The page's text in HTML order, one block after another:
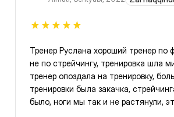
Тренер Руслана хороший тренер по
не по стрейчингу, тренировка шла
тренер опоздала на тренировку,
тренировки была закачка,
было, ноги мы так и не растянули,